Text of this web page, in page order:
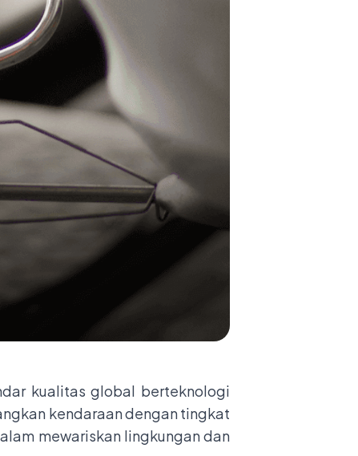
kualitas global berteknologi
kendaraan dengan tingkat
mewariskan lingkungan dan